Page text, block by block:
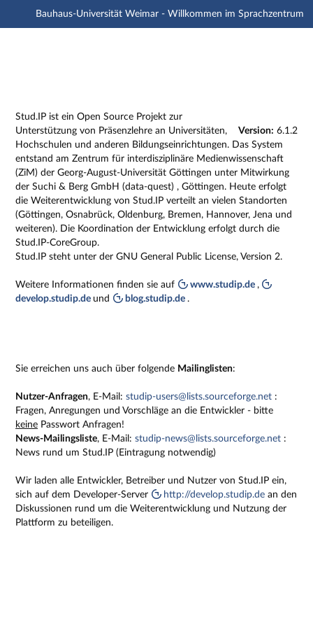
Hauptnavigation
Bauhaus-Universität Weimar - Willkommen im Sprachzentrum
Version: 6.1.2
Stud.IP ist ein Open Source Projekt zur
Unterstützung von Präsenzlehre an Universitäten,
Hochschulen und anderen Bildungseinrichtungen. Das System
entstand am Zentrum für interdisziplinäre Medienwissenschaft
(ZiM) der Georg-August-Universität Göttingen unter Mitwirkung
der Suchi & Berg GmbH (data-quest) , Göttingen. Heute erfolgt
die Weiterentwicklung von Stud.IP verteilt an vielen Standorten
(Göttingen, Osnabrück, Oldenburg, Bremen, Hannover, Jena und
weiteren). Die Koordination der Entwicklung erfolgt durch die
Stud.IP-CoreGroup.
Stud.IP steht unter der GNU General Public License, Version 2.
Weitere Informationen finden sie auf www.studip.de ,
develop.studip.de und blog.studip.de .
Sie erreichen uns auch über folgende Mailinglisten:
Nutzer-Anfragen, E-Mail:studip-users@lists.sourceforge.net :
Fragen, Anregungen und Vorschläge an die Entwickler - bitte
keine Passwort Anfragen!
News-Mailingsliste, E-Mail:studip-news@lists.sourceforge.net :
News rund um Stud.IP (Eintragung notwendig)
Wir laden alle Entwickler, Betreiber und Nutzer von Stud.IP ein,
sich auf dem Developer-Server
http://develop.studip.de an den
Diskussionen rund um die Weiterentwicklung und Nutzung der
Plattform zu beteiligen.